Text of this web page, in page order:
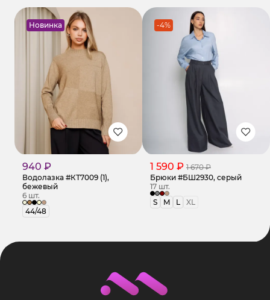
Новинка
940 ₽
Водолазка #КТ7009 (1),
бежевый
6 шт.
44/48
-4%
1 590 ₽ 1 670 ₽
Брюки #БШ2930, серый
17 шт.
S
M L XL